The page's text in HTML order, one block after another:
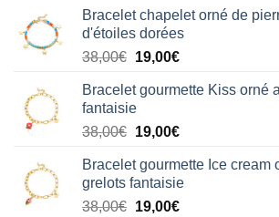
Bracelet chapelet orné de
d'étoiles dorées
38,00€ Le
initial
était :
38,00€.
19,00€Le
actuel
19,00€.
Bracelet gourmette Kiss orné
fantaisie
38,00€ Le
initial
était :
38,00€.
19,00€Le
actuel
est :
19,00€.
Bracelet gourmette Ice cream
grelots fantaisie
38,00€ Le
19,00€Le